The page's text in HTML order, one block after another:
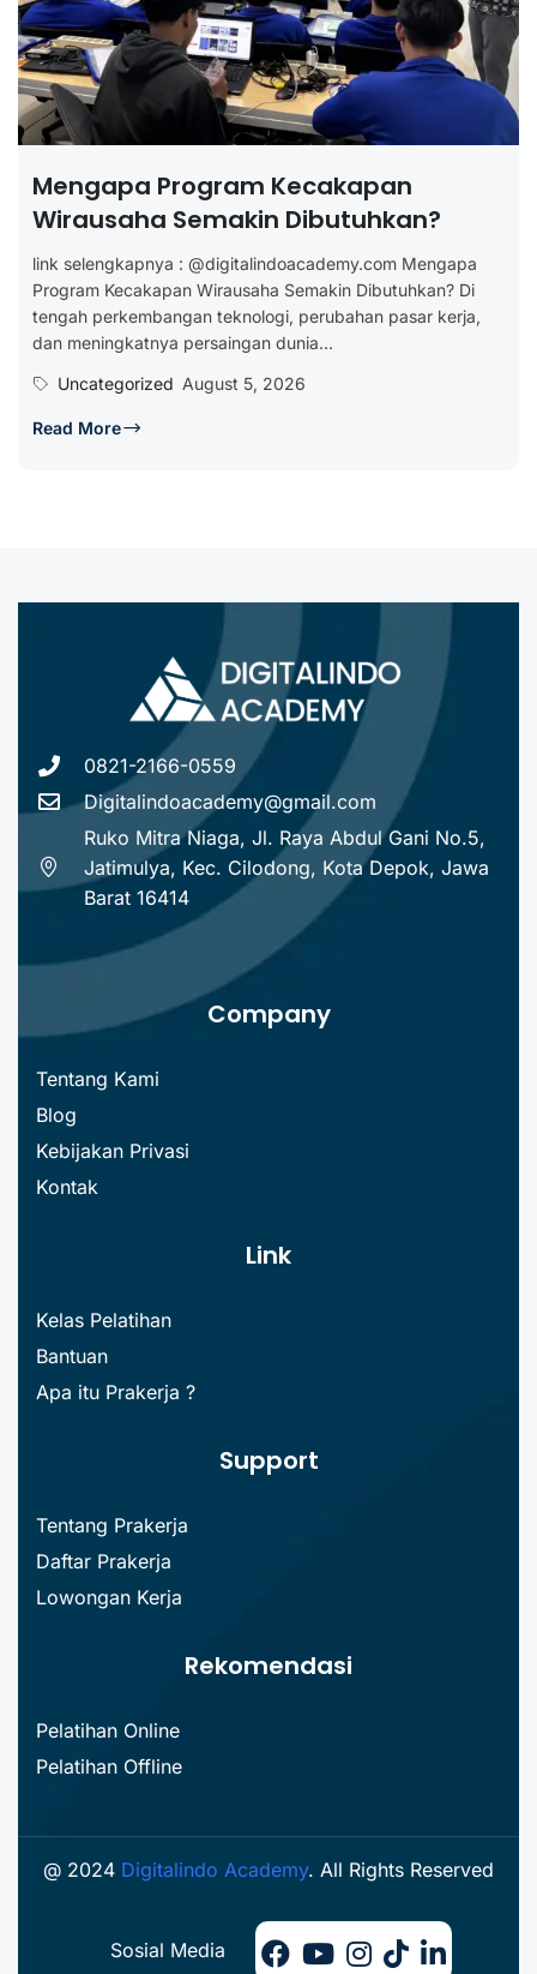
Mengapa Program Kecakapan
Wirausaha Semakin Dibutuhkan?
link selengkapnya : @digitalindoacademy.com Mengapa
Program Kecakapan Wirausaha Semakin Dibutuhkan? Di
tengah perkembangan teknologi, perubahan pasar kerja,
dan meningkatnya persaingan dunia...
Uncategorized August 5, 2026
Read More
0821-2166-0559
Digitalindoacademy@gmail.com
Ruko Mitra Niaga, Jl. Raya Abdul Gani No.5,
Jatimulya, Kec. Cilodong, Kota Depok, Jawa
Barat 16414
Company
Tentang Kami
Blog
Kebijakan Privasi
Kontak
Link
Kelas Pelatihan
Bantuan
Apa itu Prakerja ?
Support
Tentang Prakerja
Daftar Prakerja
Lowongan Kerja
Rekomendasi
Pelatihan Online
Pelatihan Offline
@ 2024 Digitalindo Academy. All Rights Reserved
Sosial Media